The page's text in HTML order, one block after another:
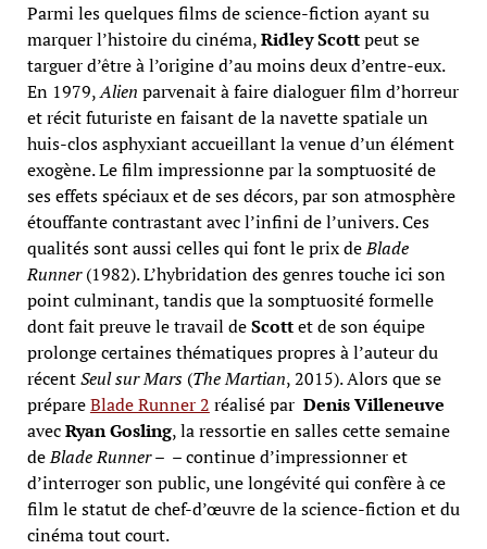
Parmi les quelques films de science-fiction ayant su
marquer l’histoire du cinéma,Ridley Scottpeut se
targuer d’être à l’origine d’au moins deux d’entre-eux.
En 1979,Alien parvenait à faire dialoguer film d’horreur
et récit futuriste en faisant de la navette spatiale un
huis-clos asphyxiant accueillant la venue d’un élément
exogène. Le film impressionne par la somptuosité de
ses effets spéciaux et de ses décors, par son atmosphère
étouffante contrastant avec l’infini de l’univers. Ces
qualités sont aussi celles qui font le prix deBlade
Runner(1982). L’hybridation des genres touche ici son
point culminant, tandis que la somptuosité formelle
dont fait preuve le travail deScottet de son équipe
prolonge certaines thématiques propres à l’auteur du
récentSeul sur Mars (The Martian, 2015). Alors que se
prépareBlade Runner 2 réalisé par Denis Villeneuve
avecRyan Gosling, la ressortie en salles cette semaine
deBlade Runner– – continue d’impressionner et
d’interroger son public, une longévité qui confère à ce
film le statut de chef-d’œuvre de la science-fiction et du
cinéma tout court.